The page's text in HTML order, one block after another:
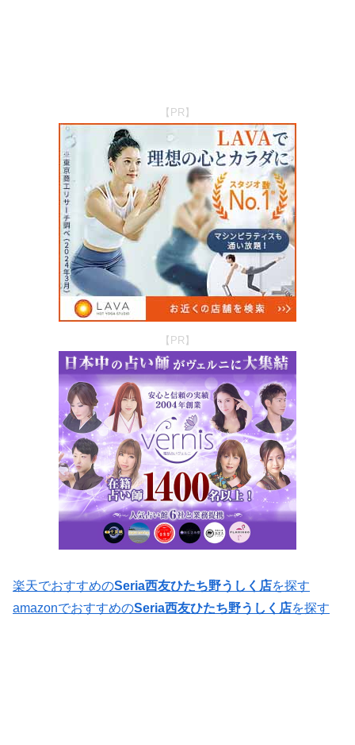
【PR】
【PR】
楽天でおすすめのSeria西友ひたち野うしく店を探す
amazonでおすすめのSeria西友ひたち野うしく店を探す